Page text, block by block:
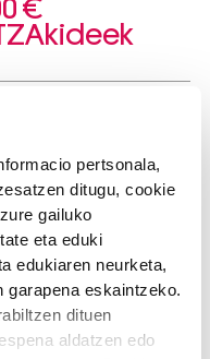
pertsonala,
ditugu, cookie
gailuko
eta eduki
edukiaren neurketa,
garapena eskaintzeko.
dituen
aldatzen edo
€